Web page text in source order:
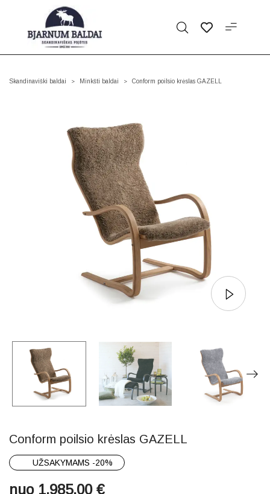
Skandinaviški baldai > Minkšti baldai > Conform poilsio krėslas GAZELL
Conform poilsio krėslas GAZELL
UŽSAKYMAMS -20%
nuo 1,985.00 €